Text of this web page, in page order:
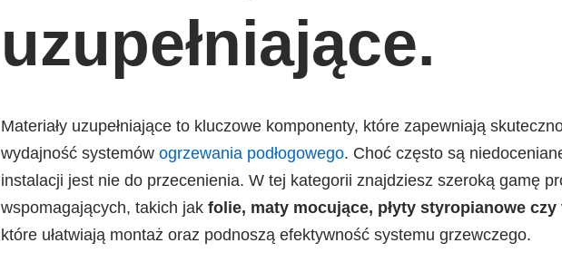
uzupełniające.
Materiały uzupełniające to kluczowe komponenty, które zapewniają
wydajność systemów ogrzewania podłogowego. Choć często są
instalacji jest nie do przecenienia. W tej kategorii znajdziesz szeroką gamę
wspomagających, takich jak folie, maty mocujące, płyty styropianowe
które ułatwiają montaż oraz podnoszą efektywność systemu grzewczego.